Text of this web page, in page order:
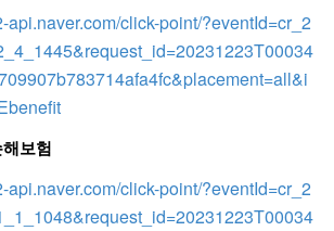
api.naver.com/click-point/?eventId=cr_2
보험
api.naver.com/click-point/?eventId=cr_2